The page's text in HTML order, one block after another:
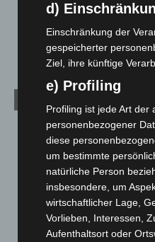
Celle: Mensch stirbt bei
Blaulicht
Corona-News
Hannover und Region
Langenhagen und Ortsteile
Leserbriefe
Menschen
d)
Einschränkung der
gespeicherter
Ziel, ihre künftige
e) Profiling
Profiling ist jede Art der
personenbezogener
diese
um bestimmte
natürliche Person
insbesondere, um
wirtschaftlicher Lage,
Vorlieben, Interessen,
Aufenthaltsort oder